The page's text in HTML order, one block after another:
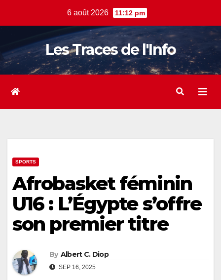
6 août 2026 11:12 pm
Les Traces de l'Info
SPORTS
Afrobasket féminin
U16 : L’Égypte s’offre
son premier titre
By Albert C. Diop
SEP 16, 2025